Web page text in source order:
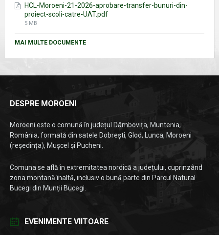
HCL-Moroeni-21-2026-aprobare-transfer-bunuri-din-
proiect-scoli-catre-UAT.pdf
File
5 MB
MAI MULTE DOCUMENTE
DESPRE MOROENI
Moroeni este o comună în județul Dâmbovița, Muntenia,
România, formată din satele Dobrești, Glod, Lunca, Moroeni
(reședința), Mușcel și Pucheni.
Comuna se află în extremitatea nordică a județului, cuprinzând
zona montană înaltă, inclusiv o bună parte din Parcul Natural
Bucegi din Munții Bucegi.
EVENIMENTE VIITOARE